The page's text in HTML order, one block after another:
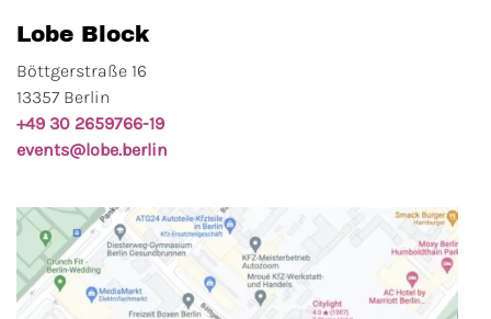
Lobe Block
Böttgerstraße 16
13357 Berlin
+49 30 2659766-19
events@lobe.berlin